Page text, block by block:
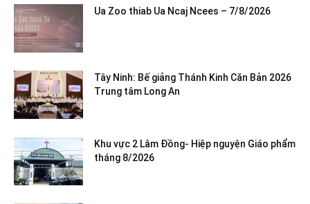
Ua Zoo thiab Ua Ncaj Ncees – 7/8/2026
Tây Ninh: Bế giảng Thánh Kinh Căn Bản 2026
Trung tâm Long An
Khu vực 2 Lâm Đồng- Hiệp nguyện Giáo phẩm
tháng 8/2026